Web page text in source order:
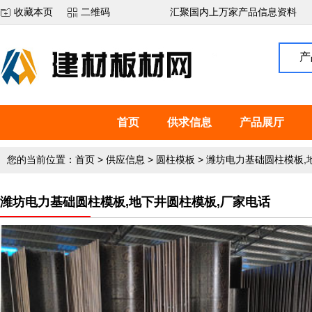
收藏本页 二维码 汇聚国内上万家产品信息资料
首页 供求信息 产品展厅
您的当前位置： 首页 > 供应信息 > 圆柱模板 > 潍坊电力基础圆柱模板,
潍坊电力基础圆柱模板,地下井圆柱模板,厂家电话